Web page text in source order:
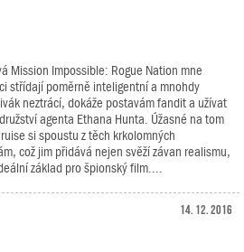
Mission Impossible: Rogue Nation mne
střídají poměrně inteligentní a mnohdy
neztrácí, dokáže postavám fandit a užívat
agenta Ethana Hunta. Úžasné na tom
si spoustu z těch krkolomných
což jim přidává nejen svěží závan realismu,
základ pro špionský film....
14. 12. 2016